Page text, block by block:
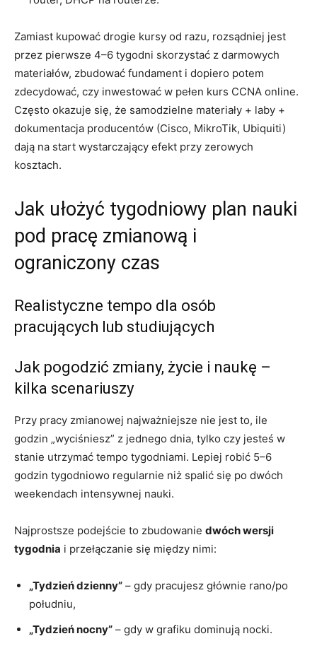
Zamiast kupować drogie kursy od razu, rozsądniej jest
przez pierwsze 4–6 tygodni skorzystać z darmowych
materiałów, zbudować fundament i dopiero potem
zdecydować, czy inwestować w pełen kurs CCNA online.
Często okazuje się, że samodzielne materiały + laby +
dokumentacja producentów (Cisco, MikroTik, Ubiquiti)
dają na start wystarczający efekt przy zerowych
kosztach.
Jak ułożyć tygodniowy plan nauki
pod pracę zmianową i
ograniczony czas
Realistyczne tempo dla osób
pracujących lub studiujących
Jak pogodzić zmiany, życie i naukę –
kilka scenariuszy
Przy pracy zmianowej najważniejsze nie jest to, ile
godzin „wyciśniesz” z jednego dnia, tylko czy jesteś w
stanie utrzymać tempo tygodniami. Lepiej robić 5–6
godzin tygodniowo regularnie niż spalić się po dwóch
weekendach intensywnej nauki.
Najprostsze podejście to zbudowanie dwóch wersji
tygodnia i przełączanie się między nimi:
„Tydzień dzienny” – gdy pracujesz głównie rano/po
południu,
„Tydzień nocny” – gdy w grafiku dominują nocki.